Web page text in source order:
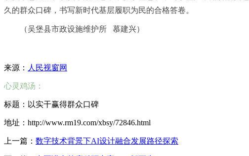
久的群众口碑，书写新时代基层履职为民的合格答卷。
（吴堡县市政设施维护所 慕建兴）
来源： 人民视窗网
心灵鸡汤：
标题：以实干赢得群众口碑
地址：http://www.rm19.com/xbsy/72846.html
上一篇： 数字技术背景下AI设计融合发展路径探索